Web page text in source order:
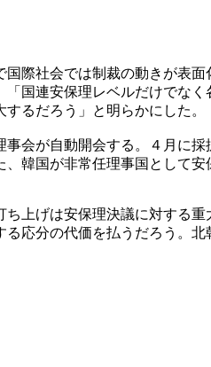
際社会では制裁の動きが表
国連安保理レベルだけでな
るだろう」と明らかにした。
会が自動開会する。４月に
韓国が非常任理事国として安
上げは安保理決議に対する
応分の代価を払うだろう。